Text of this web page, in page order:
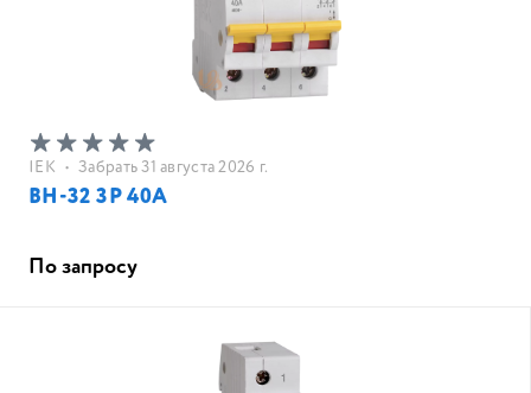
IEK • Забрать 31 августа 2026 г.
ВН-32 3Р 40А
По запросу